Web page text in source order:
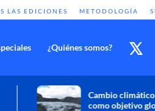
LAS EDICIONES METODOLOGÍA
¿Quiénes somos?
Cambio climático:
como objetivo global y